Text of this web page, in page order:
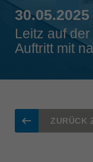
30.05.2025
Leitz auf
Auftritt mit
ZURÜCK